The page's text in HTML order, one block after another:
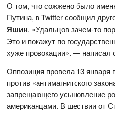
О том, что сожжено было
Путина, в Twitter сообщил
Яшин. «Удальцов зачем-то
Это и покажут по
хуже провокации», — написал
Оппозиция провела 13 января
против «антимагнитского
запрещающего усыновление
американцами. В шествии от